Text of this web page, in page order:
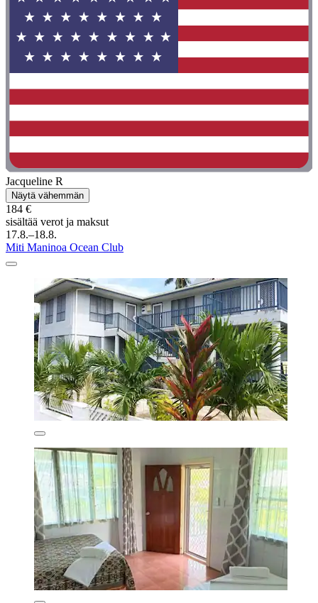
Jacqueline R
Näytä vähemmän
184 €
sisältää verot ja maksut
17.8.–18.8.
Miti Maninoa Ocean Club